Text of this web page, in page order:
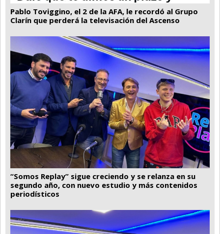
Pablo Toviggino, el 2 de la AFA, le recordó al Grupo
Clarín que perderá la televisación del Ascenso
“Somos Replay” sigue creciendo y se relanza en su
segundo año, con nuevo estudio y más contenidos
periodísticos